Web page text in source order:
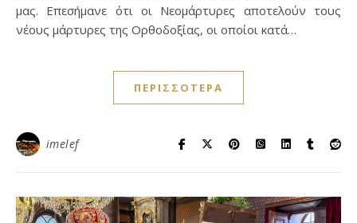
μας. Επεσήμανε ότι οι Νεομάρτυρες αποτελούν τους
νέους μάρτυρες της Ορθοδοξίας, οι οποίοι κατά…
ΠΕΡΙΣΣΌΤΕΡΑ
imelef